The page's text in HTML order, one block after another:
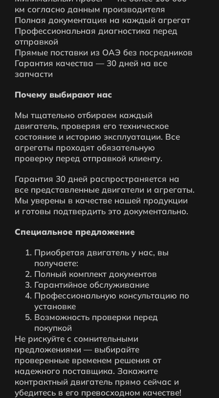
км согласно данным производителя
Полная документация на каждый агрегат
Профессиональная диагностика перед
отправкой
Прямые поставки из ОАЭ без посредников
Гарантия качества — 30 дней на все
запчасти
Почему выбирают нас
Мы тщательно отбираем каждый
двигатель, проверяя его техническое
состояние и историю эксплуатации. Все
агрегаты проходят обязательную
проверку перед отправкой клиенту.
Гарантия 30 дней распространяется на
все представленные двигатели и агрегаты.
Мы уверены в качестве нашей продукции
и готовы подтвердить это документально.
Специальное предложение
Приобретая двигатель у нас, вы
получаете:
Полный комплект документов
Гарантийное обслуживание
Профессиональную консультацию по
установке
Возможность проверки перед
покупкой
Не рискуйте с сомнительными
предложениями — выбирайте
проверенные временем решения от
надежного поставщика. Закажите
контрактный двигатель прямо сейчас и
убедитесь в его превосходном качестве!